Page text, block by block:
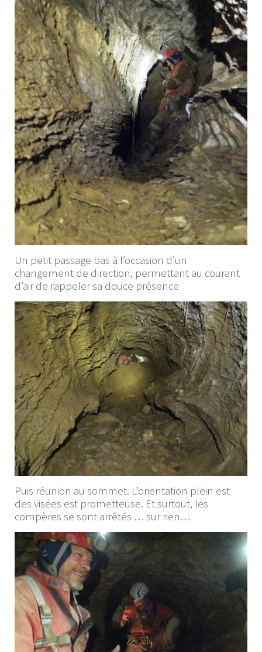
Un petit passage bas à l’occasion d’un
changement de direction, permettant au courant
d’air de rappeler sa douce présence
Puis réunion au sommet. L’orientation plein est
des visées est prometteuse. Et surtout, les
compères se sont arrêtés … sur rien…